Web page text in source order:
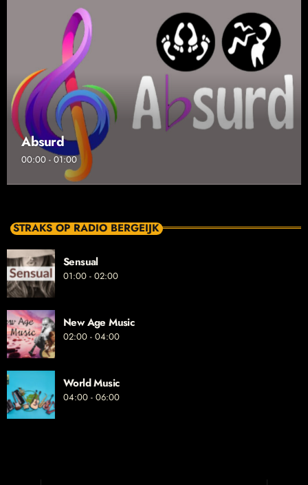
Absurd
00:00 - 01:00
STRAKS OP RADIO BERGEIJK
Sensual
01:00 - 02:00
New Age Music
02:00 - 04:00
World Music
04:00 - 06:00